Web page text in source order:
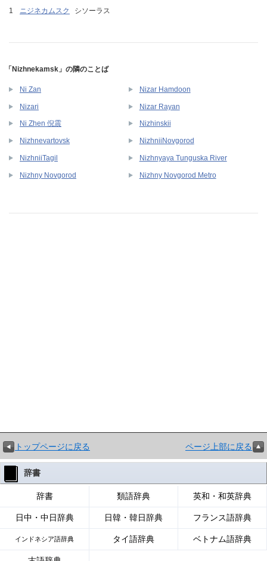
ニジネカムスク シソーラス
「Nizhnekamsk」の隣のことば
Ni Zan Nizar Hamdoon
Nizari Nizar Rayan
Ni Zhen 倪震 Nizhinskii
Nizhnevartovsk NizhniiNovgorod
NizhniiTagil Nizhnyaya Tunguska River
Nizhny Novgorod Nizhny Novgorod Metro
トップページに戻る ページ上部に戻る
辞書
辞書 類語辞典 英和・和英辞典
日中・中日辞典 日韓・韓日辞典 フランス語辞典
インドネシア語辞典 タイ語辞典 ベトナム語辞典